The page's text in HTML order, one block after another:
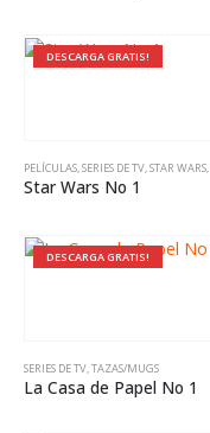
DESCARGA GRATIS!
PELÍCULAS,SERIES DE TV,STAR WARS,
Star Wars No 1
DESCARGA GRATIS!
SERIES DE TV,TAZAS/MUGS
La Casa de Papel No 1